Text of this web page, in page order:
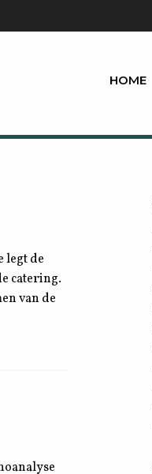
HOME
legt de
catering.
van de